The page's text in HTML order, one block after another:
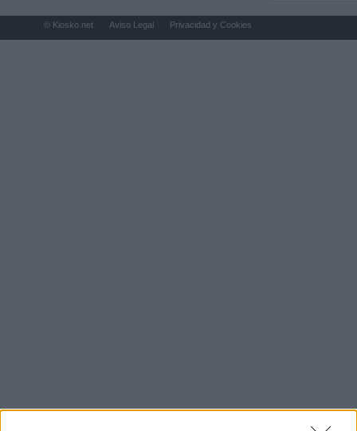
© Kiosko.net Aviso Legal Privacidad y Cookies